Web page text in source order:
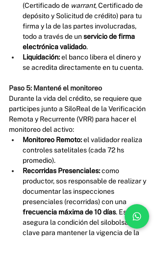
(Certificado de warrant, Certificado de
depósito y Solicitud de crédito) para tu
firma y la de las partes involucradas,
todo a través de un servicio de firma
electrónica validado.
Liquidación: el banco libera el dinero y
se acredita directamente en tu cuenta.
Paso 5: Mantené el monitoreo
Durante la vida del crédito, se requiere que
participes junto a SiloReal de la Verificación
Remota y Recurrente (VRR) para hacer el
monitoreo del activo:
Monitoreo Remoto: el validador realiza
controles satelitales (cada 72 hs
promedio).
Recorridas Presenciales: como
productor, sos responsable de realizar y
documentar las inspecciones
presenciales (recorridas) con una
frecuencia máxima de 10 días. Esto
asegura la condición del silobolsa y es
clave para mantener la vigencia de la